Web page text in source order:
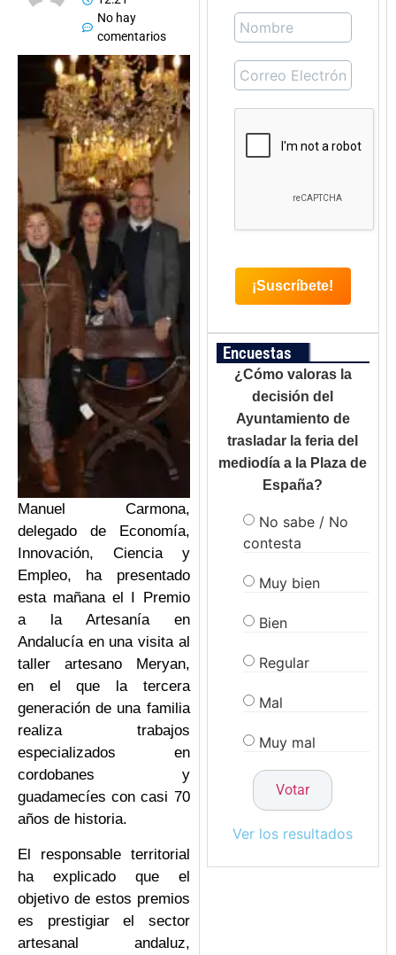
No hay
comentarios
Manuel Carmona,
delegado de Economía,
Innovación, Ciencia y
Empleo, ha presentado
esta mañana el I Premio
a la Artesanía en
Andalucía en una visita al
taller artesano Meryan,
en el que la tercera
generación de una familia
realiza trabajos
especializados en
cordobanes y
guadamecíes con casi 70
años de historia.
El responsable territorial
ha explicado que el
objetivo de estos premios
es prestigiar el sector
artesanal andaluz,
Encuestas
¿Cómo valoras la
decisión del
Ayuntamiento de
trasladar la feria del
mediodía a la Plaza de
España?
No sabe / No
contesta
Muy bien
Bien
Regular
Mal
Muy mal
Ver los resultados